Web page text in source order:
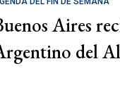
Aires
del